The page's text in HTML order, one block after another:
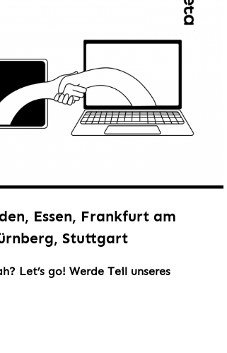
Essen, Frankfurt am
Stuttgart
Let’s go! Werde Teil unseres